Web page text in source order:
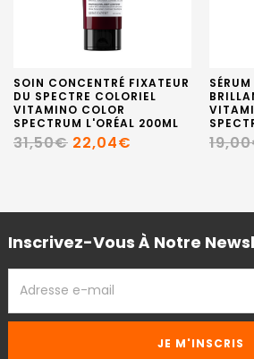
SOIN CONCENTRÉ FIXATEUR
DU SPECTRE COLORIEL
VITAMINO COLOR
SPECTRUM L'ORÉAL 200ML
31,50€ 22,04€
Inscrivez-Vous À Notre
EMAIL